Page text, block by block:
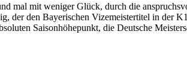
mal mit weniger Glück, durch die
der den Bayerischen Vizemeistertitel in der
Saisonhöhepunkt, die Deutsche